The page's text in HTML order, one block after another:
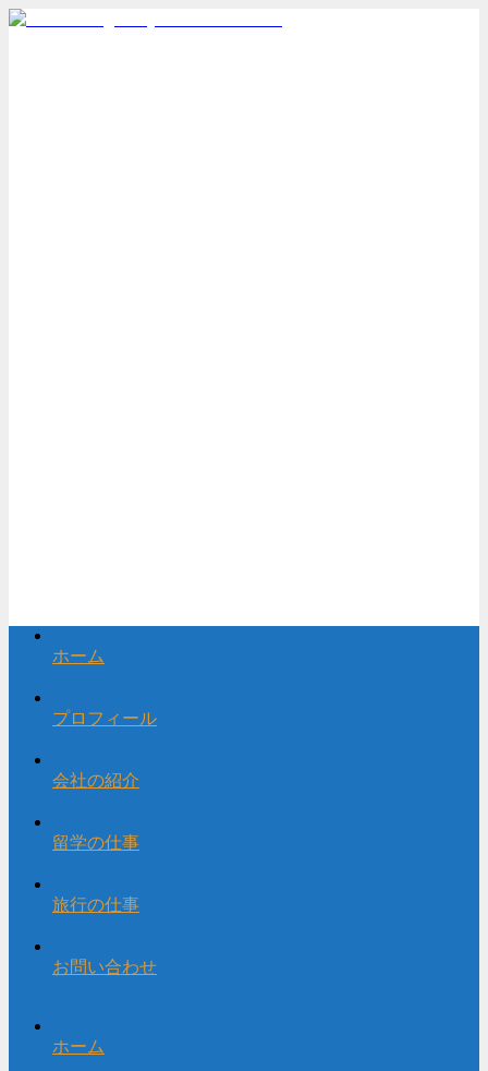
ホーム
プロフィール
会社の紹介
留学の仕事
旅行の仕事
お問い合わせ
ホーム